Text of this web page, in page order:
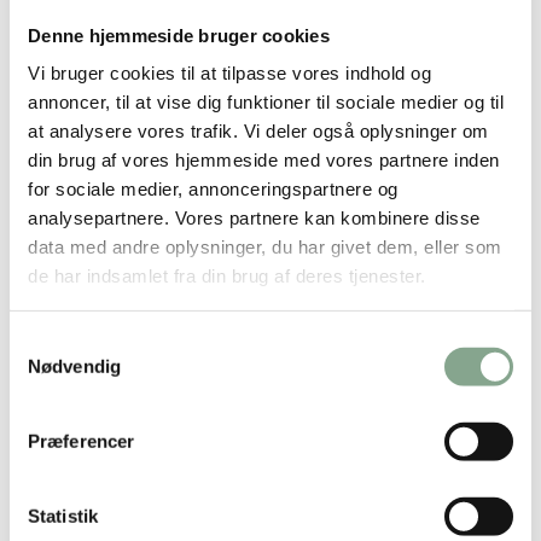
Denne hjemmeside bruger cookies
Vi bruger cookies til at tilpasse vores indhold og
annoncer, til at vise dig funktioner til sociale medier og til
at analysere vores trafik. Vi deler også oplysninger om
din brug af vores hjemmeside med vores partnere inden
for sociale medier, annonceringspartnere og
analysepartnere. Vores partnere kan kombinere disse
data med andre oplysninger, du har givet dem, eller som
de har indsamlet fra din brug af deres tjenester.
Nødvendig
Præferencer
Statistik
DKK 265,00
DKK 331,25 inkl. moms
Køb nu
På lager
DKK 199,00
DKK 248,75 inkl. moms
Køb nu
På lager
Bestsælgende varer i Kimberly Clark